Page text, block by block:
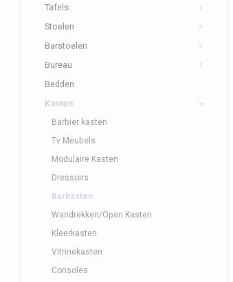
Tafels
Stoelen
Barstoelen
Bureau
Bedden
Kasten
Barbier kasten
Tv Meubels
Modulaire Kasten
Dressoirs
Barkasten
Wandrekken/Open Kasten
Kleerkasten
Vitrinekasten
Consoles